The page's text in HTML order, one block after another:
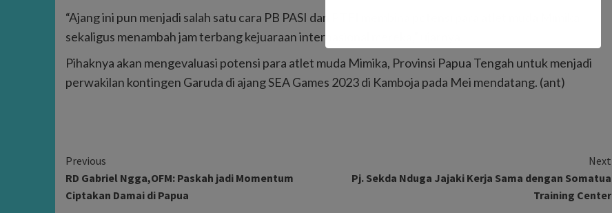
“Ajang ini pun menjadi salah satu cara PB PASI dan PTFI membina potensi para atlet muda Mimika
sekaligus menambah jam terbang kejuaraan internasional mereka,” ujarnya.
Pihaknya akan mengevaluasi potensi para atlet muda Mimika, Provinsi Papua Tengah untuk menjadi
perwakilan kontingen Garuda di ajang SEA Games 2023 di Kamboja pada Mei mendatang. (ant)
Continue
Reading
Previous
RD Gabriel Ngga,OFM: Paskah jadi Momentum
Ciptakan Damai di Papua
Next
Pj. Sekda Nduga Jajaki Kerja Sama dengan Somatua
Training Center